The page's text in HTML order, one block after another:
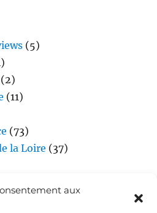
aux
(5)
(2)
(11)
(73)
la Loire (37)